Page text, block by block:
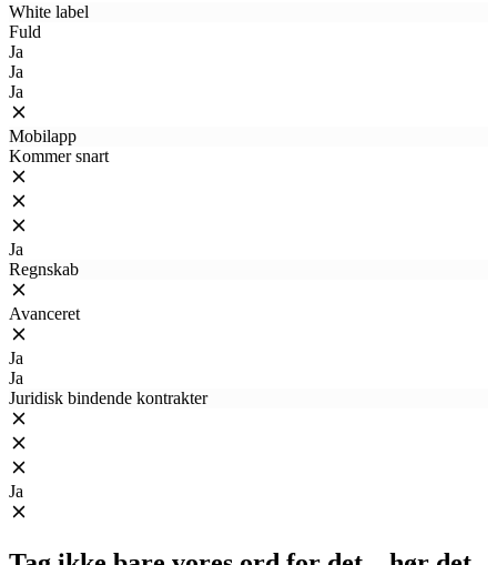
White label
Fuld
Ja
Ja
Ja
Mobilapp
Kommer snart
Ja
Regnskab
Avanceret
Ja
Ja
Juridisk bindende kontrakter
Ja